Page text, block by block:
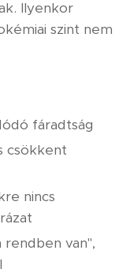
Ilyenkor
szint nem
fáradtság
csökkent
nincs
rendben van",